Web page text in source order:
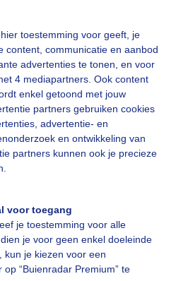
toestemming voor geeft, je
content, communicatie en aanbod
advertenties te tonen, en voor
4 mediapartners. Ook content
enkel getoond met jouw
partners gebruiken cookies
advertentie- en
en ontwikkeling van
partners kunnen ook je precieze
voor toegang
je toestemming voor alle
je voor geen enkel doeleinde
kun je kiezen voor een
“Buienradar Premium” te